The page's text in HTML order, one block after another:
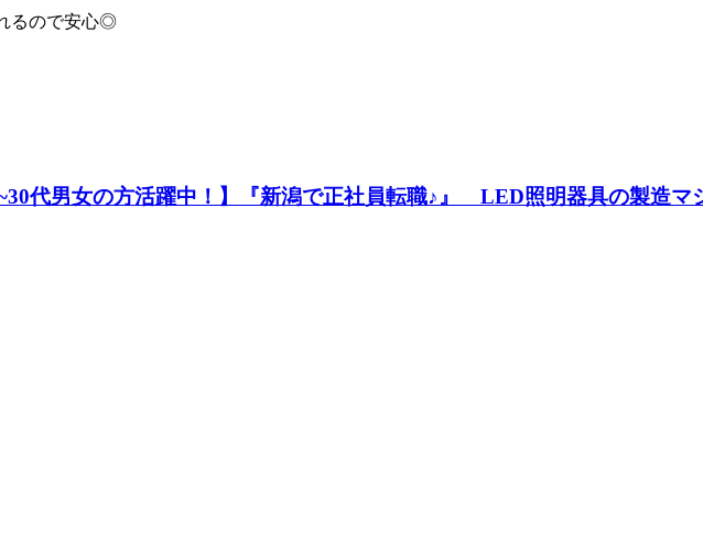
るので安心◎
代男女の方活躍中！】『新潟で正社員転職♪』 LED照明器具の製